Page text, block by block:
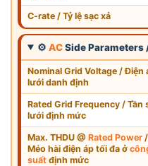
C-rate / Tỷ lệ sạc xả
⚙ACSide
Nominal Grid Voltage / Điện
lưới danh định
Rated Grid Frequency / Tần
lưới định mức
Max. THDU @ Rated Power /
Méo hài điện áp tối đa ở
suất định mức